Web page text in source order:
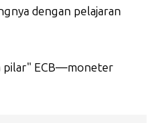
dengan pelajaran
pilar" ECB—moneter